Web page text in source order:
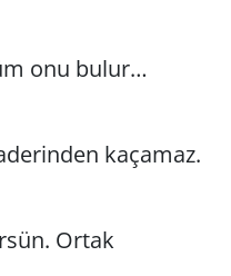
onu bulur…
kaçamaz.
Ortak